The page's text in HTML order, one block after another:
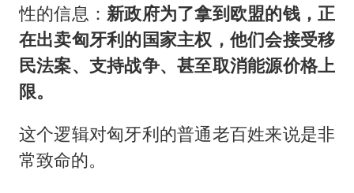
性的信息： 新政府为了拿到欧盟的钱，正
在出卖匈牙利的国家主权，他们会接受移
民法案、支持战争、甚至取消能源价格上
限。
这个逻辑对匈牙利的普通老百姓来说是非
常致命的。